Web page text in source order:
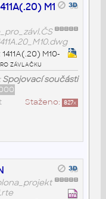
M1
M10-
závlačku
Spojovací součásti
Staženo: 827x